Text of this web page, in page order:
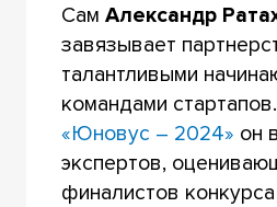
Сам Александр
завязывает
талантливыми
командами
«Юновус – 2024» он
экспертов,
финалистов